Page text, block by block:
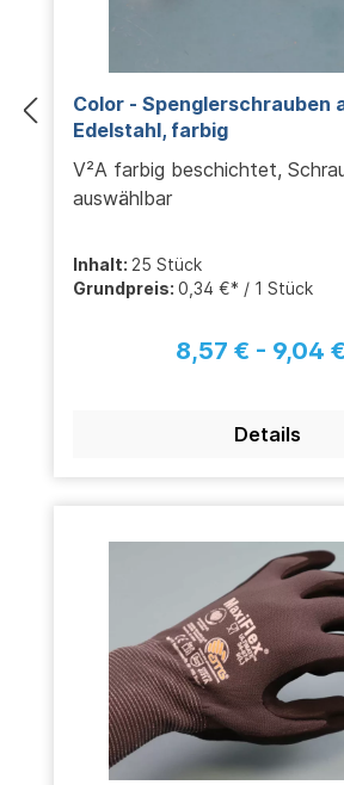
Color - Spenglerschrauben
Edelstahl, farbig
V²A farbig beschichtet,
auswählbar
Inhalt: 25 Stück
Grundpreis: 0,34 €* / 1 Stück
8,57 € - 9,04
Details